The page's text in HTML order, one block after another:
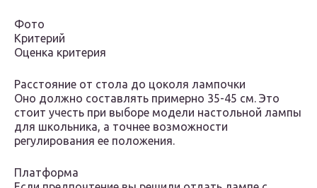
Фото
Критерий
Оценка критерия
Расстояние от стола до цоколя лампочки
Оно должно составлять примерно 35-45 см. Это
стоит учесть при выборе модели настольной лампы
для школьника, а точнее возможности
регулирования ее положения.
Платформа